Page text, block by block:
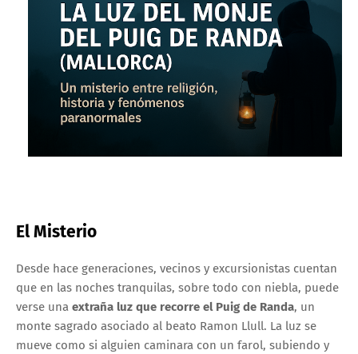
El Misterio
Desde hace generaciones, vecinos y excursionistas cuentan
que en las noches tranquilas, sobre todo con niebla, puede
verse una extraña luz que recorre el Puig de Randa, un
monte sagrado asociado al beato Ramon Llull. La luz se
mueve como si alguien caminara con un farol, subiendo y